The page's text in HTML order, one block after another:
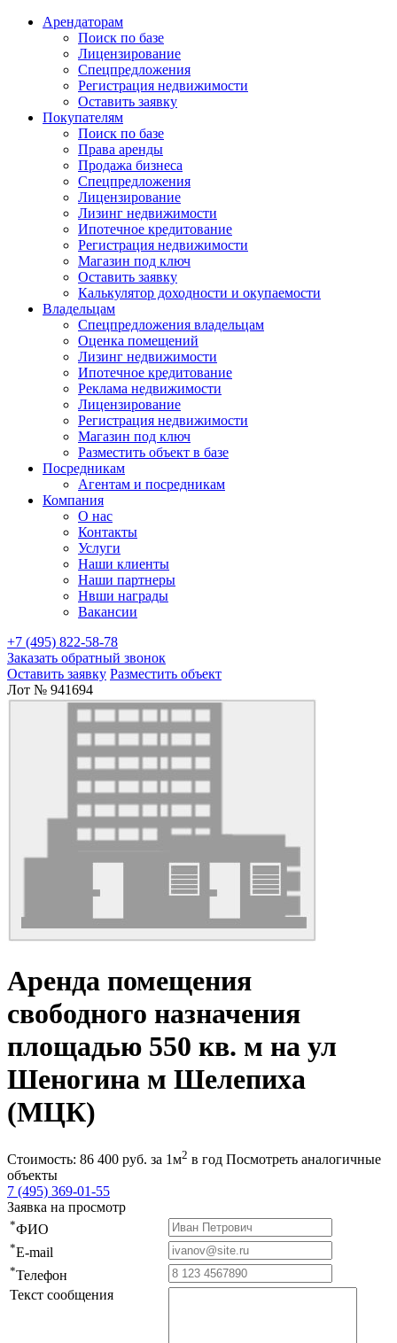
Арендаторам
Поиск по базе
Лицензирование
Спецпредложения
Регистрация недвижимости
Оставить заявку
Покупателям
Поиск по базе
Права аренды
Продажа бизнеса
Спецпредложения
Лицензирование
Лизинг недвижимости
Ипотечное кредитование
Регистрация недвижимости
Магазин под ключ
Оставить заявку
Калькулятор доходности и окупаемости
Владельцам
Спецпредложения владельцам
Оценка помещений
Лизинг недвижимости
Ипотечное кредитование
Реклама недвижимости
Лицензирование
Регистрация недвижимости
Магазин под ключ
Разместить объект в базе
Посредникам
Агентам и посредникам
Компания
О нас
Контакты
Услуги
Наши клиенты
Наши партнеры
Нвши награды
Вакансии
+7 (495) 822-58-78
Заказать обратный звонок
Оставить заявку Разместить объект
Лот № 941694
Аренда помещения
свободного назначения
площадью 550 кв. м на ул
Шеногина м Шелепиха
(МЦК)
Стоимость: 86 400 руб. за 1м2 в год Посмотреть аналогичные
объекты
7 (495) 369-01-55
Заявка на просмотр
*ФИО
*E-mail
*Телефон
Текст сообщения